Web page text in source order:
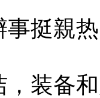
事挺親
，装备